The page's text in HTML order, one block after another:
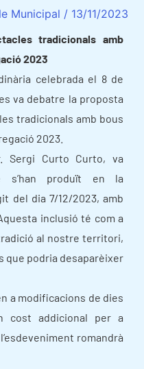
Municipal / 13/11/2023
tradicionals amb
2023
celebrada el 8 de
va debatre la proposta
tradicionals amb bous
2023.
Sergi Curto Curto, va
s’han produït en la
del dia 7/12/2023, amb
inclusió té com a
al nostre territori,
que podria desaparèixer
a modificacions de dies
cost addicional per a
romandrà